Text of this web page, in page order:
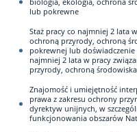
lub pokrewne
Staż pracy co najmniej 2 lata
ochroną przyrody, ochroną
pokrewnej lub doświadczenie
najmniej 2 lata w pracy
przyrody, ochroną
Znajomość i umiejętność
prawa z zakresu ochrony
dyrektyw unijnych, w
funkcjonowania obszarów